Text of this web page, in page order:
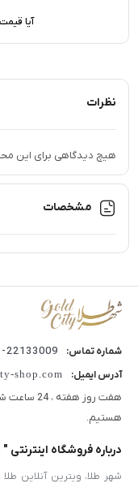
آیا
نظرات
هیچ دیدگاهی برای این
مشخصات
شماره تماس: 22133009-021
آدرس ایمیل: shop.com
هفت روز
هستیم.
درباره فروشگاه اینترنتی
شهر طلا، ویترین آنلاین